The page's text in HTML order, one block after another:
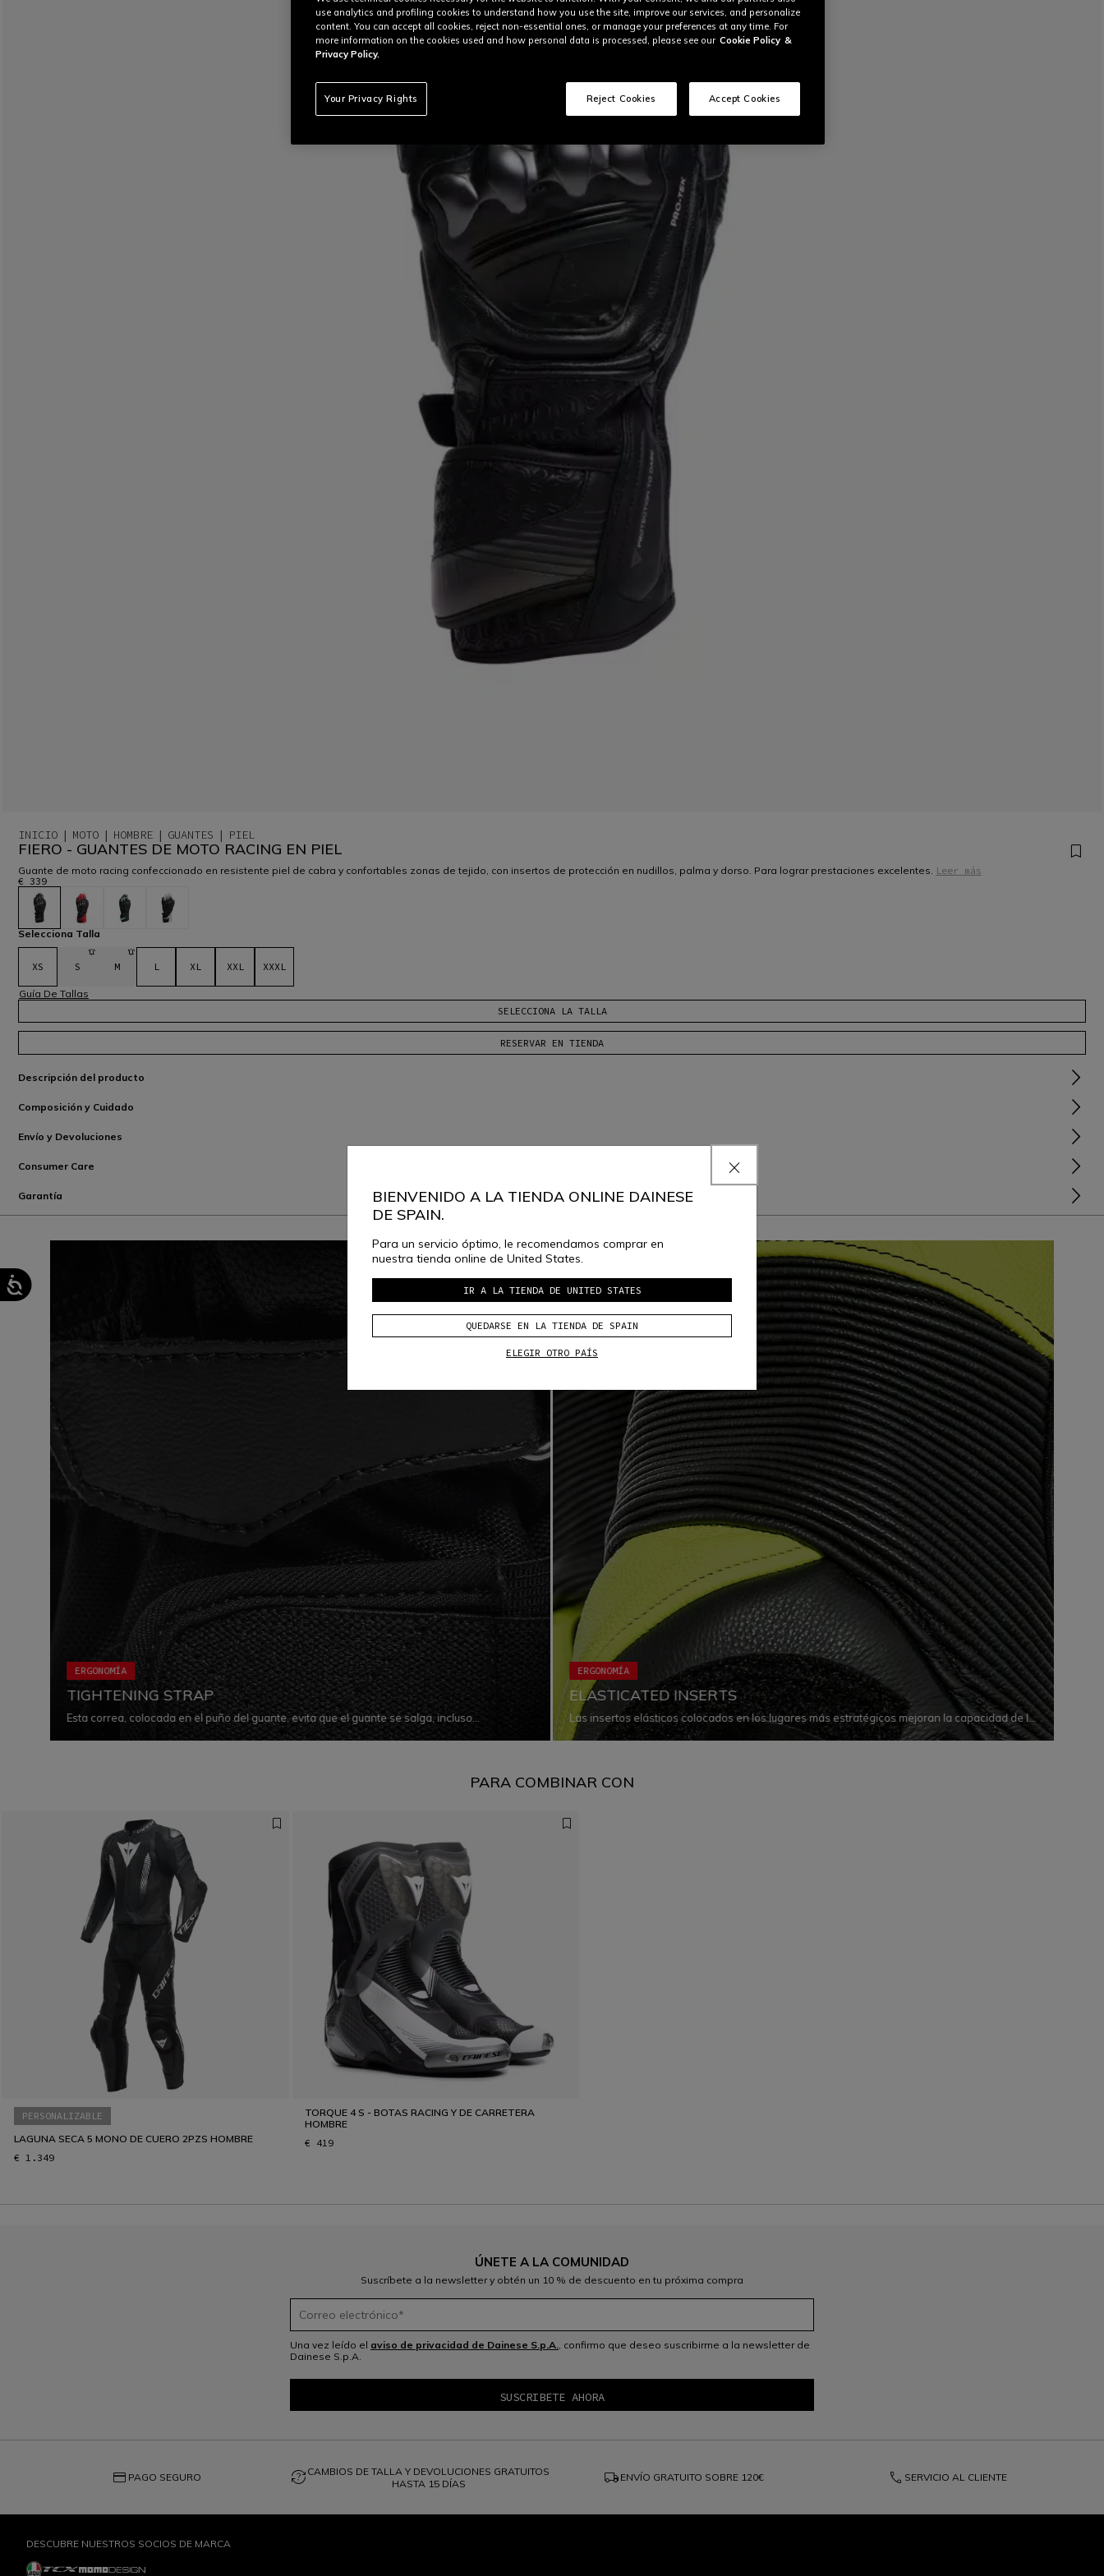
INICIO MOTO HOMBRE GUANTES PIEL
FIERO - GUANTES DE MOTO RACING EN PIEL
Guante de moto racing confeccionado en resistente piel de cabra y confortables zonas de tejido, con insertos de protección en nudillos, palma y dorso. Para lograr prestaciones excelentes. Leer más
€ 339
seleccionado
Selecciona Talla
XS S M L XL XXL XXXL
Guía De Tallas
SELECCIONA LA TALLA
RESERVAR EN TIENDA
Descripción del producto
Composición y Cuidado
Envío y Devoluciones
Consumer Care
Garantía
ERGONOMÍA
TIGHTENING STRAP
Esta correa, colocada en el puño del guante, evita que el guante se salga, incluso
parcialmente, durante una caída, manteniendo también los insertos rígidos en su posición
correcta en cada situación.
ERGONOMÍA
ELASTICATED INSERTS
Las insertos elásticos colocados en los lugares más estratégicos mejoran la capacidad de la
prenda para adaptarse al cuerpo al cambiar de forma y movimiento mientras se conduce.
PARA COMBINAR CON
PERSONALIZABLE
LAGUNA SECA 5 MONO DE CUERO 2PZS HOMBRE
€ 1.349
TORQUE 4 S - BOTAS RACING Y DE CARRETERA
HOMBRE
€ 419
ÚNETE A LA COMUNIDAD
Suscríbete a la newsletter y obtén un 10 % de descuento en tu próxima compra
Una vez leído el aviso de privacidad de Dainese S.p.A.
, confirmo que deseo suscribirme a la newsletter de
Dainese S.p.A.
credit_card PAGO SEGURO question_exchange CAMBIOS DE TALLA Y DEVOLUCIONES GRATUITOS
HASTA 15 DÍAS
local_shipping ENVÍO GRATUITO SOBRE 120€ phone SERVICIO AL CLIENTE
DESCUBRE NUESTROS SOCIOS DE MARCA
BIENVENIDO A LA TIENDA ONLINE DAINESE
DE SPAIN.
Para un servicio óptimo, le recomendamos comprar en
nuestra tienda online de United States.
IR A LA TIENDA DE UNITED STATES
QUEDARSE EN LA TIENDA DE SPAIN
ELEGIR OTRO PAÍS
use analytics and profiling cookies to understand how you use the site, improve our services, and personalize
content. You can accept all cookies, reject non-essential ones, or manage your preferences at any time. For
more information on the cookies used and how personal data is processed, please see our Cookie Policy &
Privacy Policy.
Your Privacy Rights Reject Cookies Accept Cookies